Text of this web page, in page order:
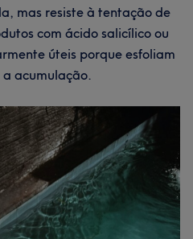
mas resiste à tentação de
com ácido salicílico ou
úteis porque esfoliam
acumulação.